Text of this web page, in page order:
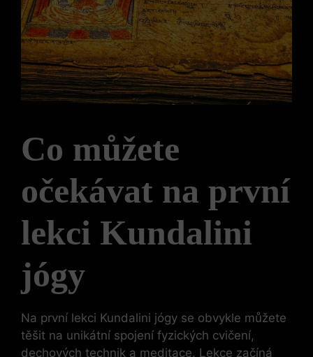
Co můžete
očekávat na první
lekci Kundalini
jógy
Na první lekci Kundalini jógy se obvykle můžete
těšit na unikátní spojení fyzických cvičení,
dechových technik a meditace. Lekce začíná